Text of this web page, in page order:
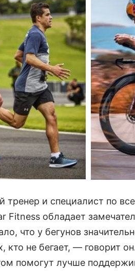
и специалист по
Fitness обладает
что у бегунов
кто не бегает, — говорит
помогут лучше